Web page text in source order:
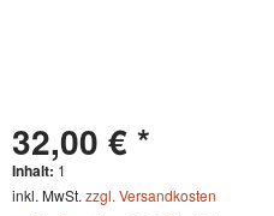
32,00 € *
Inhalt: 1
inkl. MwSt. zzgl. Versandkosten